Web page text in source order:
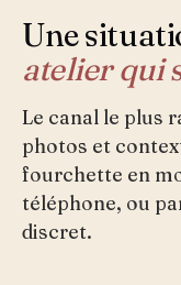
Une
atelier qui
Le canal le plus
photos et
fourchette en
téléphone, ou
discret.